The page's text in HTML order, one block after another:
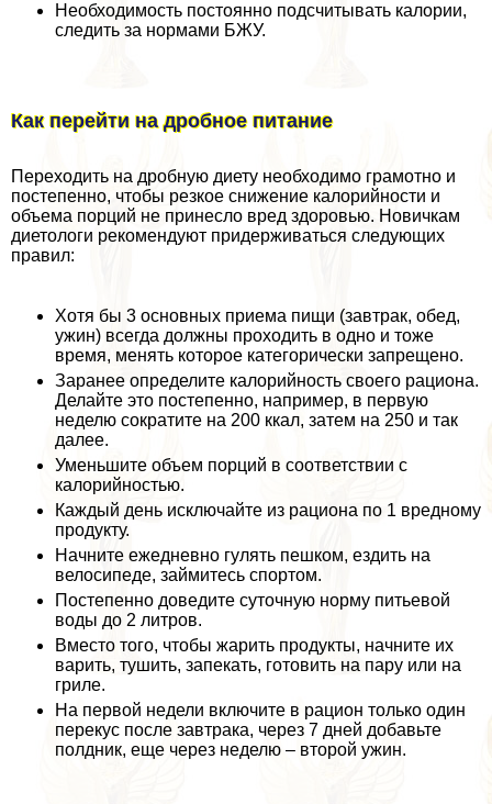
Необходимость постоянно подсчитывать калории,
следить за нормами БЖУ.
Как перейти на дробное питание
Переходить на дробную диету необходимо грамотно и
постепенно, чтобы резкое снижение калорийности и
объема порций не принесло вред здоровью. Новичкам
диетологи рекомендуют придерживаться следующих
правил:
Хотя бы 3 основных приема пищи (завтpaк, обед,
ужин) всегда должны проходить в одно и тоже
время, менять которое категорически запрещено.
Заранее определите калорийность своего рациона.
Делайте это постепенно, например, в первую
неделю сократите на 200 ккал, затем на 250 и так
далее.
Уменьшите объем порций в соответствии с
калорийностью.
Каждый день исключайте из рациона по 1 вредному
продукту.
Начните ежедневно гулять пешком, ездить на
велосипеде, займитесь спортом.
Постепенно доведите суточную норму питьевой
воды до 2 литров.
Вместо того, чтобы жарить продукты, начните их
варить, тушить, запекать, готовить на пару или на
гриле.
На первой недели включите в рацион только один
перекус после завтpaка, через 7 дней добавьте
полдник, еще через неделю – второй ужин.